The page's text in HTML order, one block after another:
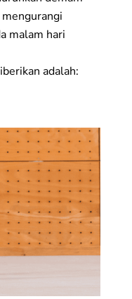
malam hari
adalah: